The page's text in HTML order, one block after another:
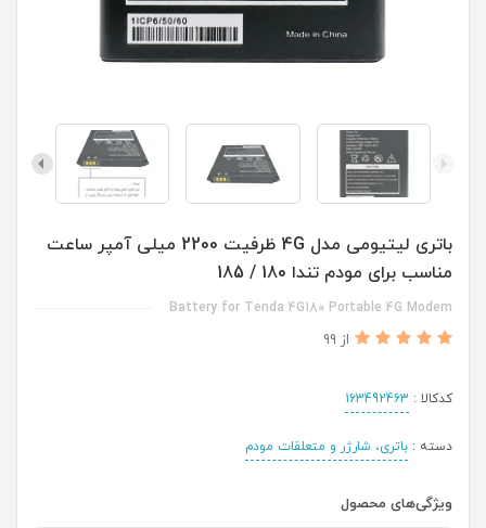
باتری لیتیومی مدل 4G ظرفیت 2200 میلی آمپر ساعت
مناسب برای مودم تندا 180 / 185
Battery for Tenda 4G180 Portable 4G Modem
از 99
کدکالا : 163492463
دسته : باتری، شارژر و متعلقات مودم
ویژگی‌های محصول